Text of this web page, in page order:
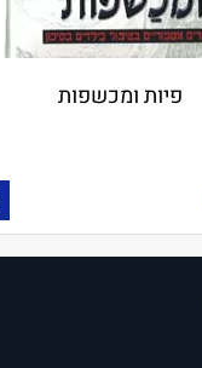
פיות ומכשפות